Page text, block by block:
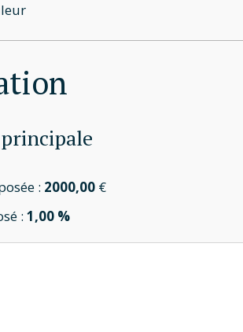
: 2000,00 €
: 1,00 %